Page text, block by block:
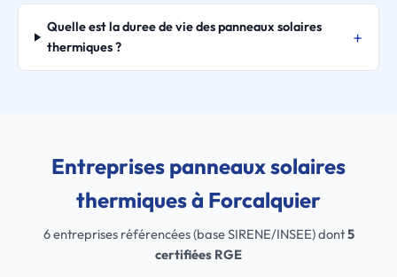
Quelle est la duree de vie des panneaux solaires
thermiques ?
Entreprises panneaux solaires
thermiques à Forcalquier
6 entreprises référencées (base SIRENE/INSEE) dont5
certifiées RGE